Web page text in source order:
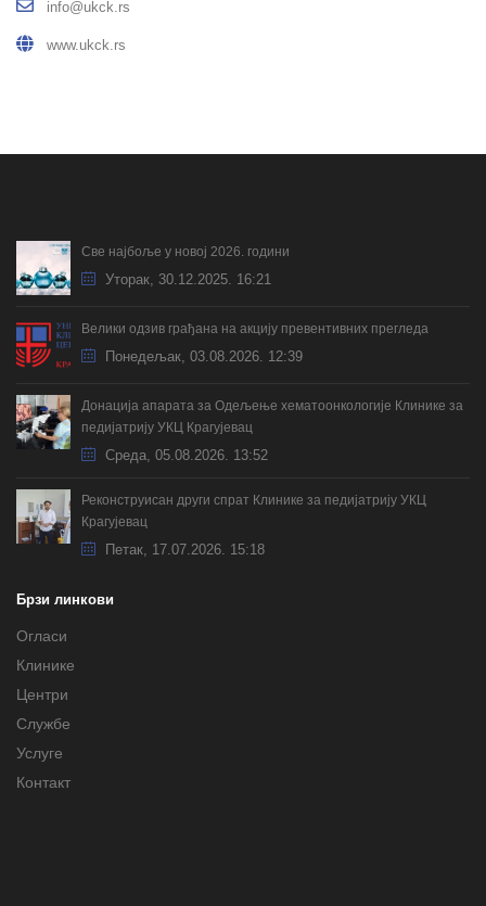
info@ukck.rs
www.ukck.rs
Све најбоље у новој 2026. години
Уторак, 30.12.2025. 16:21
Велики одзив грађана на акцију превентивних прегледа
Понедељак, 03.08.2026. 12:39
Донација апарата за Одељење хематоонкологије Клинике за
педијатрију УКЦ Крагујевац
Cреда, 05.08.2026. 13:52
Реконструисан други спрат Клинике за педијатрију УКЦ
Крагујевац
Петак, 17.07.2026. 15:18
Брзи линкови
Огласи
Клинике
Центри
Службе
Услуге
Контакт